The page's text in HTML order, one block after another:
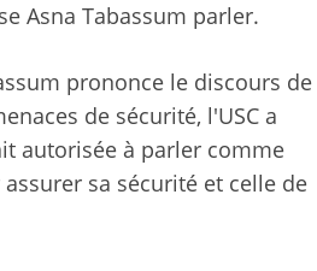
Asna Tabassum parler.
prononce le discours de
de sécurité, l'USC a
autorisée à parler comme
sa sécurité et celle de